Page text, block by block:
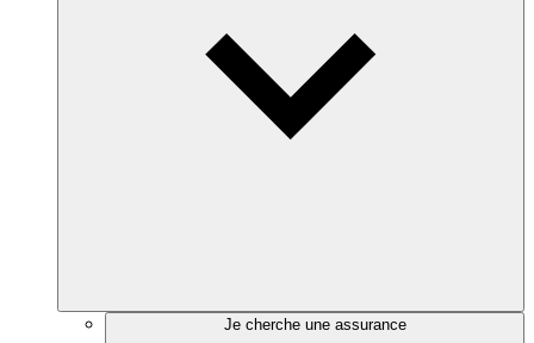
Je cherche une assurance